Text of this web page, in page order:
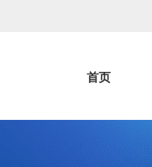
首页